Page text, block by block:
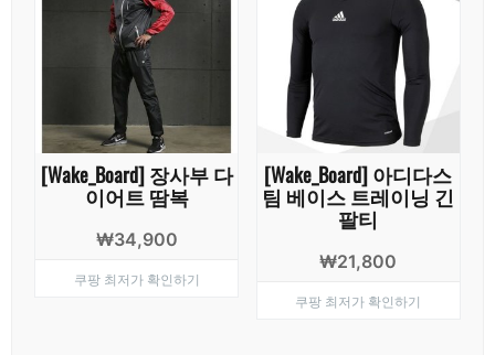
[Wake_Board] 장사부 다
이어트 땀복
₩34,900
쿠팡 최저가 확인하기
[Wake_Board] 아디다스
팀 베이스 트레이닝 긴
팔티
₩21,800
쿠팡 최저가 확인하기